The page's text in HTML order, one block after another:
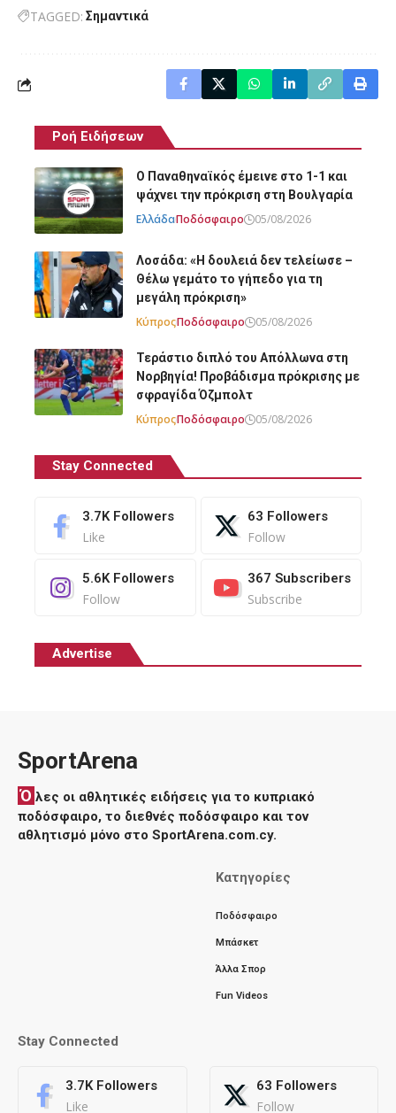
TAGGED: Σημαντικά
Ροή Ειδήσεων
Ο Παναθηναϊκός έμεινε στο 1-1 και
ψάχνει την πρόκριση στη Βουλγαρία
ΕλλάδαΠοδόσφαιρο 05/08/2026
Λοσάδα: «Η δουλειά δεν τελείωσε –
Θέλω γεμάτο το γήπεδο για τη
μεγάλη πρόκριση»
ΚύπροςΠοδόσφαιρο 05/08/2026
Τεράστιο διπλό του Απόλλωνα στη
Νορβηγία! Προβάδισμα πρόκρισης με
σφραγίδα Όζμπολτ
ΚύπροςΠοδόσφαιρο 05/08/2026
Stay Connected
3.7K Followers
Like
63 Followers
Follow
5.6K Followers
Follow
367 Subscribers
Subscribe
Advertise
SportArena
Ό λες οι αθλητικές ειδήσεις για το κυπριακό
ποδόσφαιρο, το διεθνές ποδόσφαιρο και τον
αθλητισμό μόνο στο SportArena.com.cy.
Κατηγορίες
Ποδόσφαιρο
Μπάσκετ
Άλλα Σπορ
Fun Videos
Stay Connected
3.7K Followers
Like
63 Followers
Follow